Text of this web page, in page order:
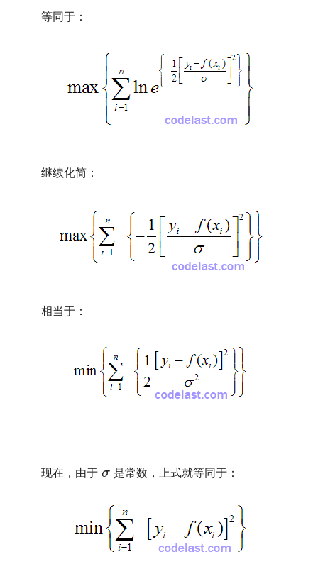
等同于：
继续化简：
相当于：
现在，由于 σ
σ 是常数，上式就等同于：